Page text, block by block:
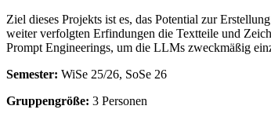
Ziel dieses Projekts ist es, das Potential zur
weiter verfolgten Erfindungen die Textteile und
Prompt Engineerings, um die LLMs zweckmäßig
Semester: WiSe 25/26, SoSe 26
Gruppengröße: 3 Personen